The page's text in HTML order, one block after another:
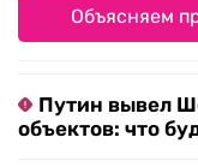
Объясняем
Путин вывел
объектов: что